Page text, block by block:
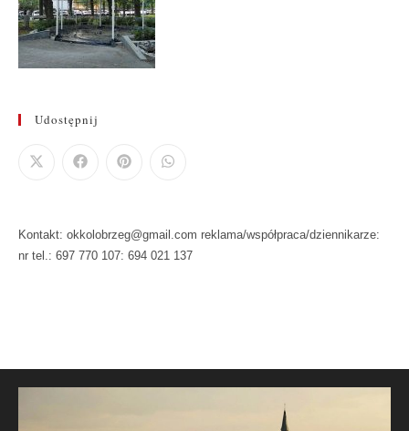
Udostępnij
Kontakt: okkolobrzeg@gmail.com reklama/współpraca/dziennikarze:
nr tel.: 697 770 107: 694 021 137